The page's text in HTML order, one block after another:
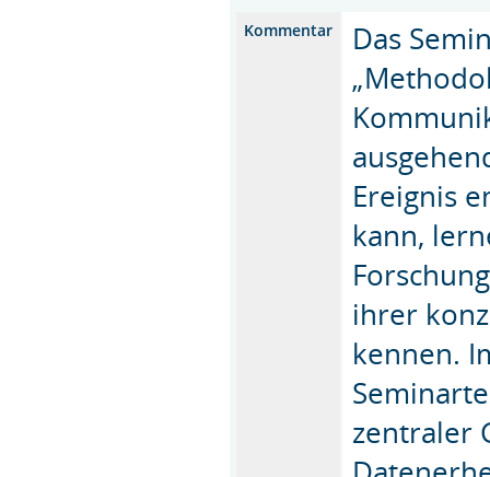
Kommentar
Das
Ereignis
kann,
ihrer
kennen.
zentraler